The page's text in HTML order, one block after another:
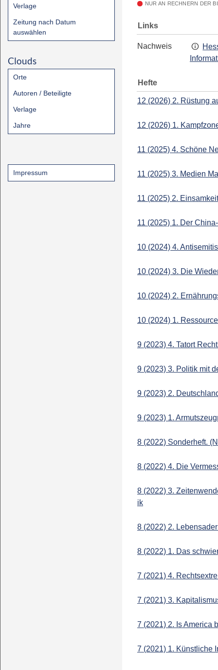
Verlage
Zeitung nach Datum
auswählen
Clouds
Orte
Autoren / Beteiligte
Verlage
Jahre
Impressum
NUR AN RECHNERN DER
Links
Nachweis
Hefte
12 (2026) 2. Rüstung
12 (2026) 1.
11 (2025) 4. Schöne
11 (2025) 3. Medien
11 (2025) 2. Einsamkeit
11 (2025) 1. Der
10 (2024) 4.
10 (2024) 3. Die
10 (2024) 2.
10 (2024) 1.
9 (2023) 4. Tatort
9 (2023) 3. Politik mit
9 (2023) 2.
9 (2023) 1.
8 (2022) Sonderheft.
8 (2022) 4. Die
8 (2022) 3.
ik
8 (2022) 2.
8 (2022) 1. Das
7 (2021) 4.
7 (2021) 3.
7 (2021) 2. Is America
7 (2021) 1. Künstliche